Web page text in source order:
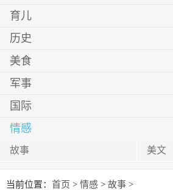
育儿
历史
美食
军事
国际
情感
故事 美文
当前位置： 首页 > 情感 > 故事 >